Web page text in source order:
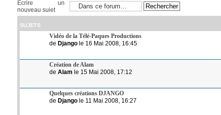
Ecrire un
nouveau sujet
SUJETS
Vidéo de la Télé-Paques Productions
de Djangole 16 Mai 2008, 16:45
Création de Alam
de Alam le 15 Mai 2008, 17:12
Quelques créations DJANGO
de Djangole 11 Mai 2008, 16:27